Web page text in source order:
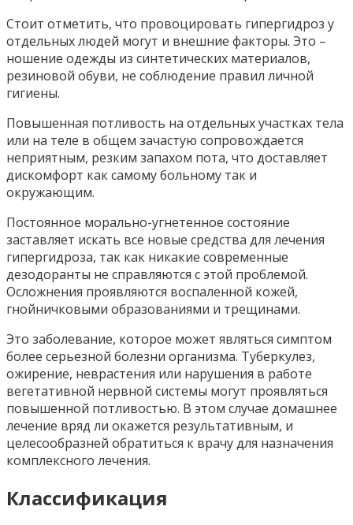
Стоит отметить, что провоцировать гипергидроз у
отдельных людей могут и внешние факторы. Это –
ношение одежды из синтетических материалов,
резиновой обуви, не соблюдение правил личной
гигиены.
Повышенная потливость на отдельных участках тела
или на теле в общем зачастую сопровождается
неприятным, резким запахом пота, что доставляет
дискомфорт как самому больному так и
окружающим.
Постоянное морально-угнетенное состояние
заставляет искать все новые средства для лечения
гипергидроза, так как никакие современные
дезодоранты не справляются с этой проблемой.
Осложнения проявляются воспаленной кожей,
гнойничковыми образованиями и трещинами.
Это заболевание, которое может являться симптом
более серьезной болезни организма. Туберкулез,
ожирение, неврастения или нарушения в работе
вегетативной нервной системы могут проявляться
повышенной потливостью. В этом случае домашнее
лечение вряд ли окажется результативным, и
целесообразней обратиться к врачу для назначения
комплексного лечения.
Классификация